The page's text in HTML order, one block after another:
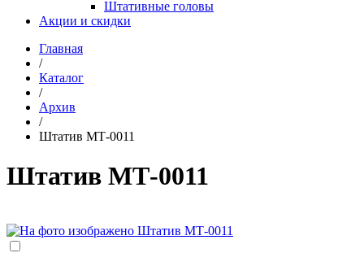
Штативные головы
Акции и скидки
Главная
/
Каталог
/
Архив
/
Штатив МТ-0011
Штатив МТ-0011